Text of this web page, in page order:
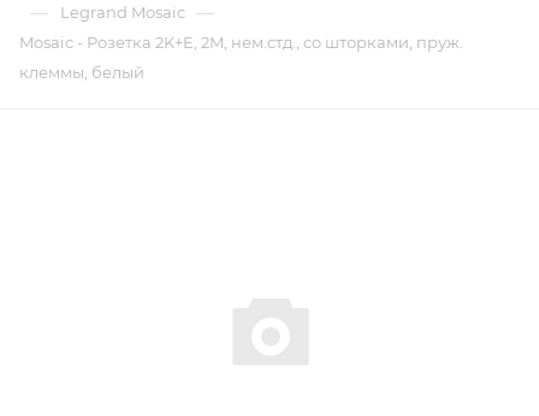
— Legrand Mosaic —
Mosaic - Розетка 2K+E, 2M, нем.стд., со шторками, пруж.
клеммы, белый